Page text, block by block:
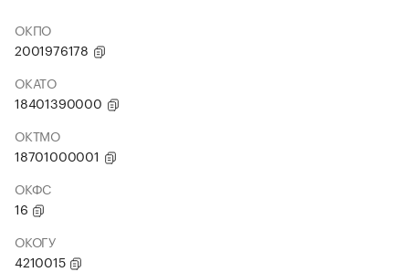
ОКПО
2001976178
ОКАТО
18401390000
ОКТМО
18701000001
ОКФС
16
ОКОГУ
4210015